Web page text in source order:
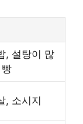
, 설탕이 많
, 소시지